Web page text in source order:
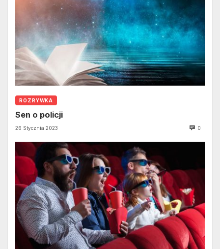
ROZRYWKA
Sen o policji
26 Stycznia 2023 0